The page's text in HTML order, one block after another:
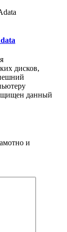
дисков,
данный
и